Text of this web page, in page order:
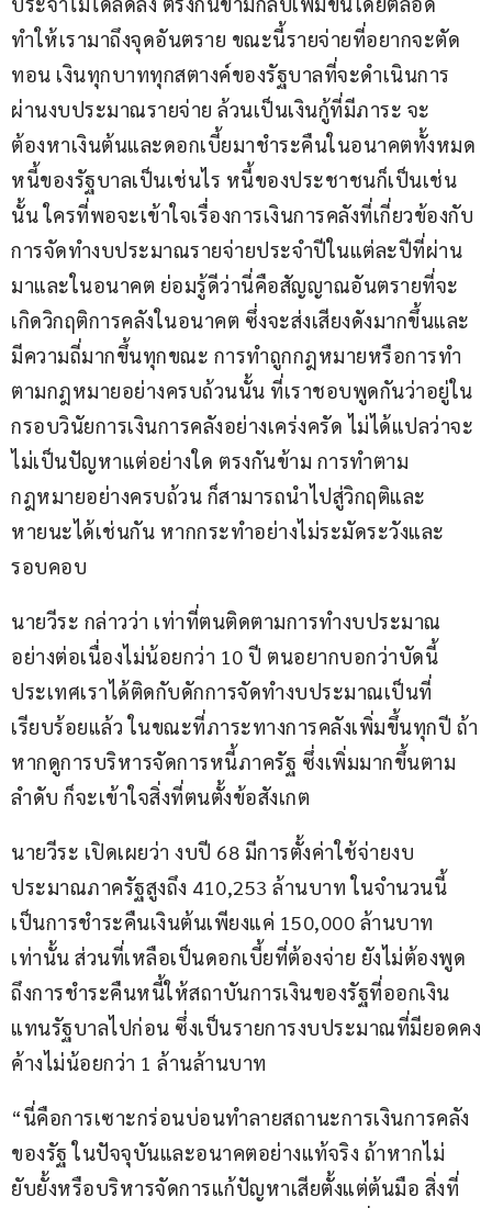
ทำให้เรามาถึงจุดอันตราย ขณะนี้รายจ่ายที่อยากจะตัด
ทอน เงินทุกบาททุกสตางค์ของรัฐบาลที่จะดำเนินการ
ผ่านงบประมาณรายจ่าย ล้วนเป็นเงินกู้ที่มีภาระ จะ
ต้องหาเงินต้นและดอกเบี้ยมาชำระคืนในอนาคตทั้งหมด
หนี้ของรัฐบาลเป็นเช่นไร หนี้ของประชาชนก็เป็นเช่น
นั้น ใครที่พอจะเข้าใจเรื่องการเงินการคลังที่เกี่ยวข้องกับ
การจัดทำงบประมาณรายจ่ายประจำปีในแต่ละปีที่ผ่าน
มาและในอนาคต ย่อมรู้ดีว่านี่คือสัญญาณอันตรายที่จะ
เกิดวิกฤติการคลังในอนาคต ซึ่งจะส่งเสียงดังมากขึ้นและ
มีความถี่มากขึ้นทุกขณะ การทำถูกกฎหมายหรือการทำ
ตามกฎหมายอย่างครบถ้วนนั้น ที่เราชอบพูดกันว่าอยู่ใน
กรอบวินัยการเงินการคลังอย่างเคร่งครัด ไม่ได้แปลว่าจะ
ไม่เป็นปัญหาแต่อย่างใด ตรงกันข้าม การทำตาม
กฎหมายอย่างครบถ้วน ก็สามารถนำไปสู่วิกฤติและ
หายนะได้เช่นกัน หากกระทำอย่างไม่ระมัดระวังและ
รอบคอบ
นายวีระ กล่าวว่า เท่าที่ตนติดตามการทำงบประมาณ
อย่างต่อเนื่องไม่น้อยกว่า 10 ปี ตนอยากบอกว่าบัดนี้
ประเทศเราได้ติดกับดักการจัดทำงบประมาณเป็นที่
เรียบร้อยแล้ว ในขณะที่ภาระทางการคลังเพิ่มขึ้นทุกปี ถ้า
หากดูการบริหารจัดการหนี้ภาครัฐ ซึ่งเพิ่มมากขึ้นตาม
ลำดับ ก็จะเข้าใจสิ่งที่ตนตั้งข้อสังเกต
นายวีระ เปิดเผยว่า งบปี 68 มีการตั้งค่าใช้จ่ายงบ
ประมาณภาครัฐสูงถึง 410,253 ล้านบาท ในจำนวนนี้
เป็นการชำระคืนเงินต้นเพียงแค่ 150,000 ล้านบาท
เท่านั้น ส่วนที่เหลือเป็นดอกเบี้ยที่ต้องจ่าย ยังไม่ต้องพูด
ถึงการชำระคืนหนี้ให้สถาบันการเงินของรัฐที่ออกเงิน
แทนรัฐบาลไปก่อน ซึ่งเป็นรายการงบประมาณที่มียอดคง
ค้างไม่น้อยกว่า 1 ล้านล้านบาท
“นี่คือการเซาะกร่อนบ่อนทำลายสถานะการเงินการคลัง
ของรัฐ ในปัจจุบันและอนาคตอย่างแท้จริง ถ้าหากไม่
ยับยั้งหรือบริหารจัดการแก้ปัญหาเสียตั้งแต่ต้นมือ สิ่งที่